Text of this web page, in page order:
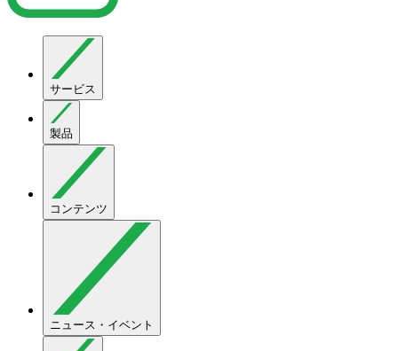
サービス
製品
コンテンツ
ニュース・イベント